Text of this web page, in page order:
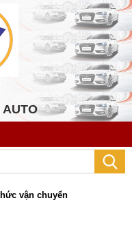
AUTO
vận chuyển